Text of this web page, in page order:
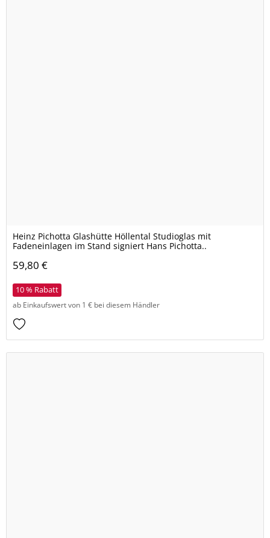
Heinz Pichotta Glashütte Höllental Studioglas mit
Fadeneinlagen im Stand signiert Hans Pichotta..
59,80 €
10 % Rabatt
ab Einkaufswert von 1 € bei diesem Händler